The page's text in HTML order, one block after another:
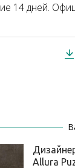
14 дней.
Allura